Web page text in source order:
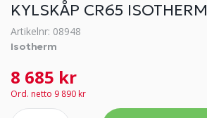
KYLSKÅP CR65 ISOTHERM
Artikelnr: 08948
Isotherm
8 685 kr
Ord. netto 9 890 kr